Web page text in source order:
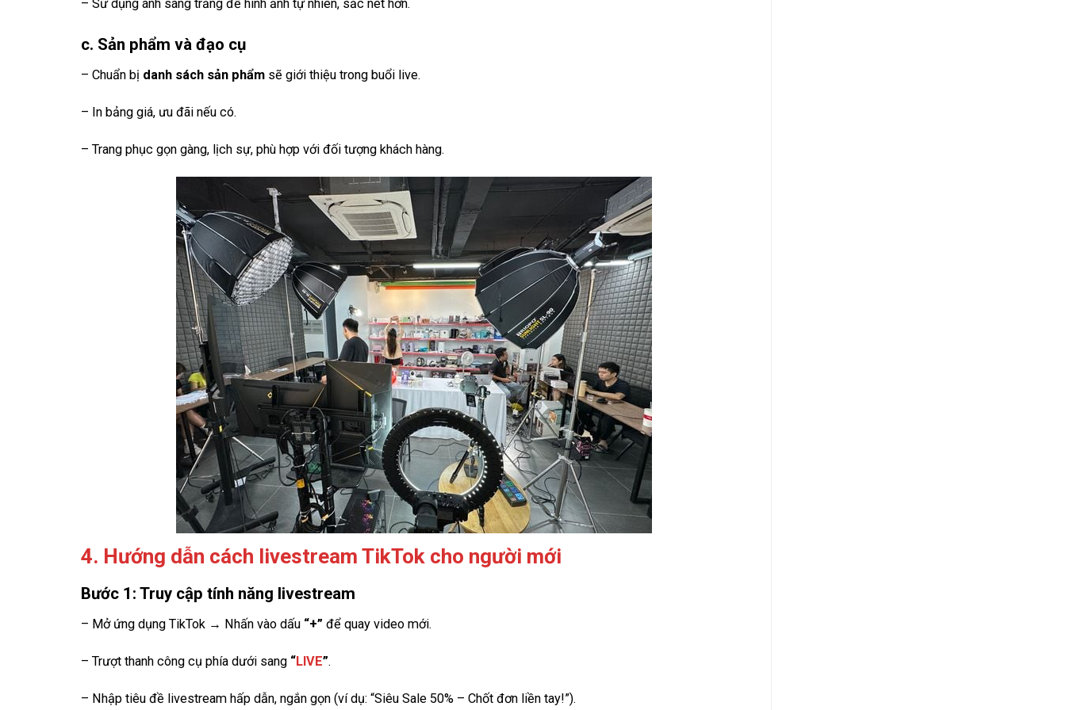
– Sử dụng ánh sáng trắng để hình ảnh tự nhiên, sắc nét hơn.
c. Sản phẩm và đạo cụ
– Chuẩn bị danh sách sản phẩm sẽ giới thiệu trong buổi live.
– In bảng giá, ưu đãi nếu có.
– Trang phục gọn gàng, lịch sự, phù hợp với đối tượng khách hàng.
4. Hướng dẫn cách livestream TikTok cho người mới
Bước 1: Truy cập tính năng livestream
– Mở ứng dụng TikTok → Nhấn vào dấu “+” để quay video mới.
– Trượt thanh công cụ phía dưới sang “LIVE”.
– Nhập tiêu đề livestream hấp dẫn, ngắn gọn (ví dụ: “Siêu Sale 50% – Chốt đơn liền tay!”).